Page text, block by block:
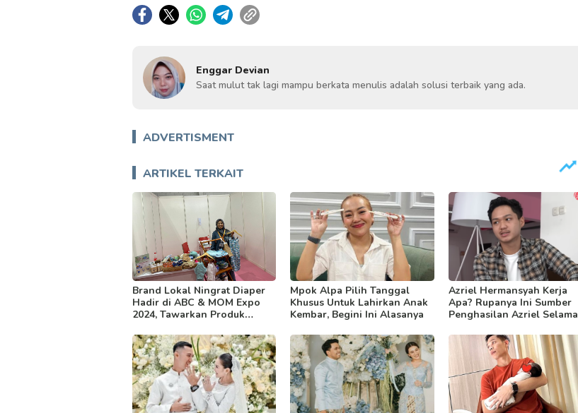
Enggar Devian
Saat mulut tak lagi mampu berkata menulis adalah solusi terbaik yang ada.
ADVERTISMENT
ARTIKEL TERKAIT
Brand Lokal Ningrat Diaper
Hadir di ABC & MOM Expo
2024, Tawarkan Produk
Kantong
Mpok Alpa Pilih Tanggal
Khusus Untuk Lahirkan Anak
Kembar, Begini Ini Alasanya
Azriel Hermansyah Kerja
Apa? Rupanya Ini Sumber
Penghasilan Azriel Selama